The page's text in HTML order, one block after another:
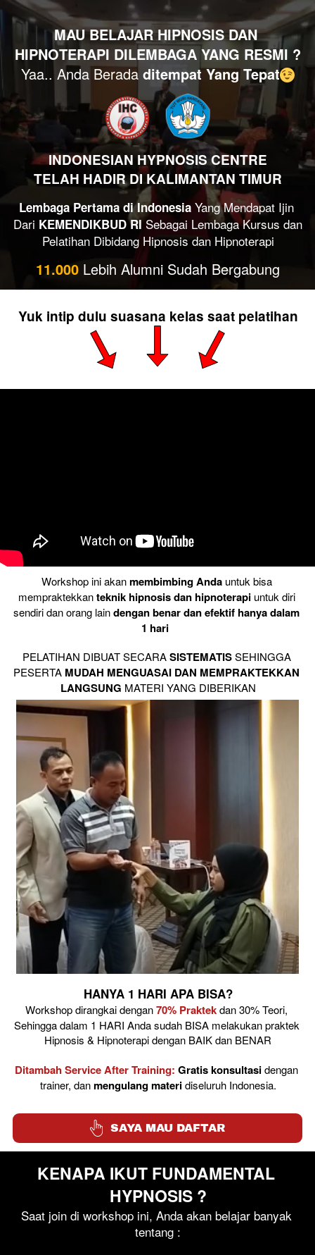
MAU BELAJAR HIPNOSIS DAN
HIPNOTERAPI DILEMBAGA YANG RESMI ?
Yaa.. Anda Berada ditempat Yang Tepat
INDONESIAN HYPNOSIS CENTRE
TELAH HADIR DI KALIMANTAN TIMUR
Lembaga Pertama di Indonesia Yang Mendapat Ijin
Dari KEMENDIKBUD RI Sebagai Lembaga Kursus dan
Pelatihan Dibidang Hipnosis dan Hipnoterapi
11.000 Lebih Alumni Sudah Bergabung
Yuk intip dulu suasana kelas saat pelatihan
Workshop ini akan membimbing Anda untuk bisa
mempraktekkan teknik hipnosis dan hipnoterapi untuk diri
sendiri dan orang lain dengan benar dan efektif hanya dalam
1 hari
PELATIHAN DIBUAT SECARA SISTEMATIS SEHINGGA
PESERTA MUDAH MENGUASAI DAN MEMPRAKTEKKAN
LANGSUNG MATERI YANG DIBERIKAN
HANYA 1 HARI APA BISA?
Workshop dirangkai dengan 70% Praktek dan 30% Teori,
Sehingga dalam 1 HARI Anda sudah BISA melakukan praktek
Hipnosis & Hipnoterapi dengan BAIK dan BENAR
Ditambah Service After Training: Gratis konsultasi dengan
trainer, dan mengulang materi diseluruh Indonesia.
` SAYA MAU DAFTAR
KENAPA IKUT FUNDAMENTAL
HYPNOSIS ?
Saat join di workshop ini, Anda akan belajar banyak
tentang :